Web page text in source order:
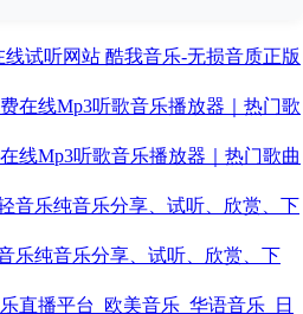
酷我音乐-无损音质正版
线Mp3听歌音乐播放器｜热门歌曲
乐纯音乐分享、试听、欣赏、下